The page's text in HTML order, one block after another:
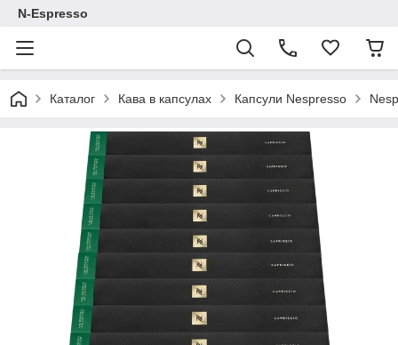
N-Espresso
Каталог Кава в капсулах Капсули Nespresso